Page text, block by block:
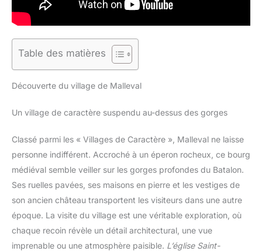
Table des matières
Découverte du village de Malleval
Un village de caractère suspendu au-dessus des gorges
Classé parmi les « Villages de Caractère », Malleval ne laisse
personne indifférent. Accroché à un éperon rocheux, ce bourg
médiéval semble veiller sur les gorges profondes du Batalon.
Ses ruelles pavées, ses maisons en pierre et les vestiges de
son ancien château transportent les visiteurs dans une autre
époque. La visite du village est une véritable exploration, où
chaque recoin révèle un détail architectural, une vue
imprenable ou une atmosphère paisible. L’église Saint-